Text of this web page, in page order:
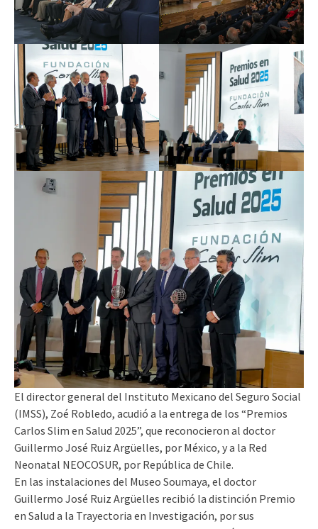
El director general del Instituto Mexicano del Seguro Social
(IMSS), Zoé Robledo, acudió a la entrega de los “Premios
Carlos Slim en Salud 2025”, que reconocieron al doctor
Guillermo José Ruiz Argüelles, por México, y a la Red
Neonatal NEOCOSUR, por República de Chile.
En las instalaciones del Museo Soumaya, el doctor
Guillermo José Ruiz Argüelles recibió la distinción Premio
en Salud a la Trayectoria en Investigación, por sus